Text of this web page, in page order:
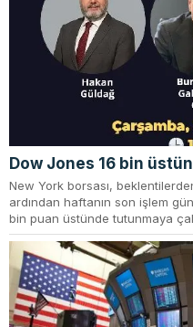
Dow Jones 16 bin
New York borsası,
ardından haftanın son işlem
bin puan üstünde tutunmaya